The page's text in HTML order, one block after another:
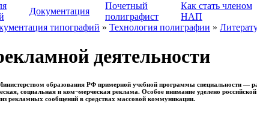
Документация
Почетный
полиграфист
Как стать членом
НАП
типографий » Технология полиграфии »
деятельности
образования РФ примерной учебной программы специальности —
социальная и ком¬мерческая реклама. Особое внимание уделено
рекламных сообщений в средствах массовой коммуникации.